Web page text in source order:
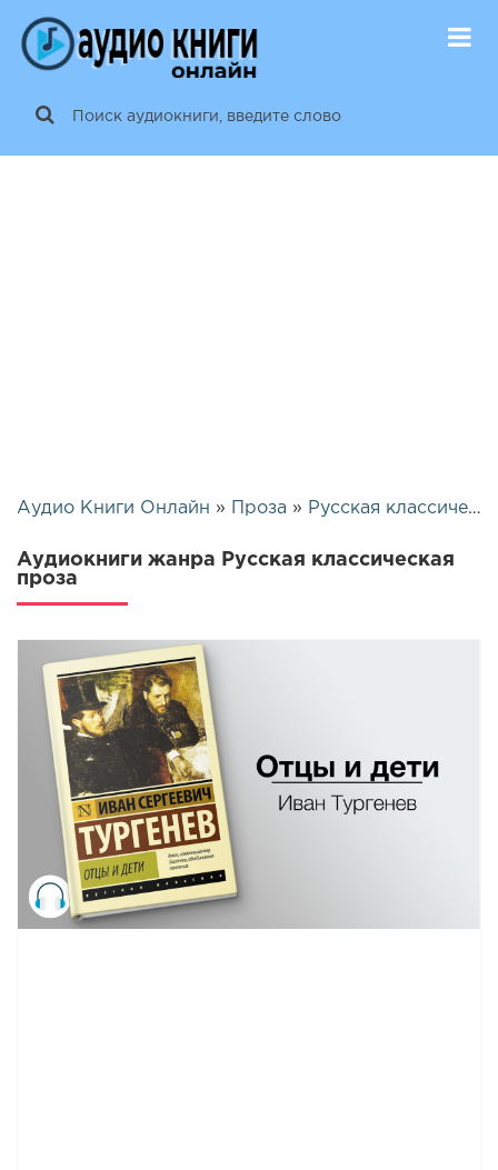
Аудио Книги Онлайн » Проза » Русская классическая проза
Аудиокниги жанра Русская классическая
проза